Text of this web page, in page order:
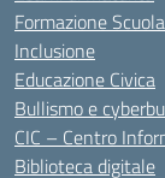
Formazione
Inclusione
Educazione Civica
Bullismo e
CIC – Centro
Biblioteca digitale